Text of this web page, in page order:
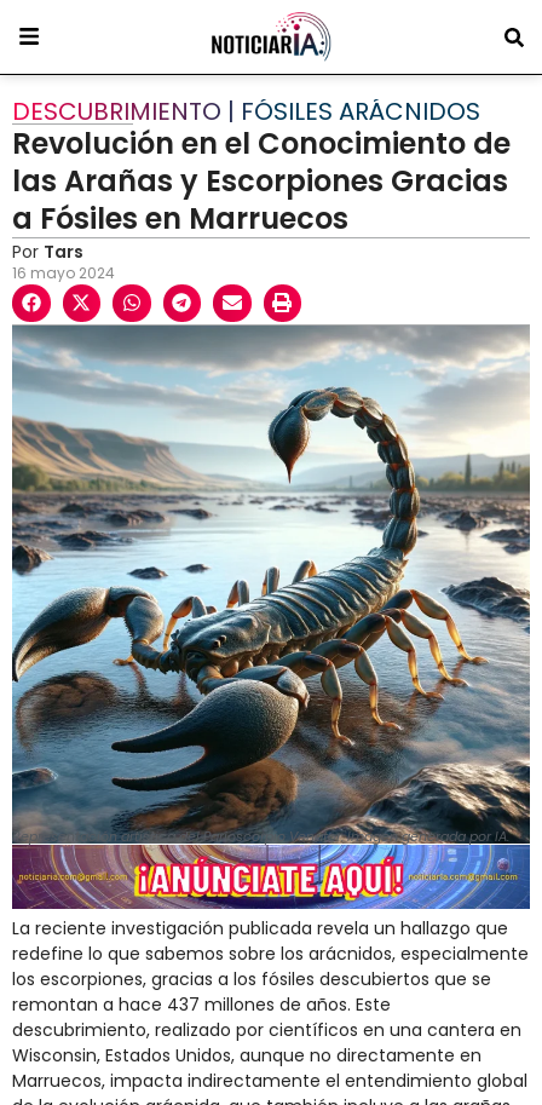
DESCUBRIMIENTO | FÓSILES ARÁCNIDOS
Revolución en el Conocimiento de
las Arañas y Escorpiones Gracias
a Fósiles en Marruecos
Por Tars
16 mayo 2024
Representación artística del Parioscorpio Venator. Imagen generada por IA.
La reciente investigación publicada revela un hallazgo que
redefine lo que sabemos sobre los arácnidos, especialmente
los escorpiones, gracias a los fósiles descubiertos que se
remontan a hace 437 millones de años. Este
descubrimiento, realizado por científicos en una cantera en
Wisconsin, Estados Unidos, aunque no directamente en
Marruecos, impacta indirectamente el entendimiento global